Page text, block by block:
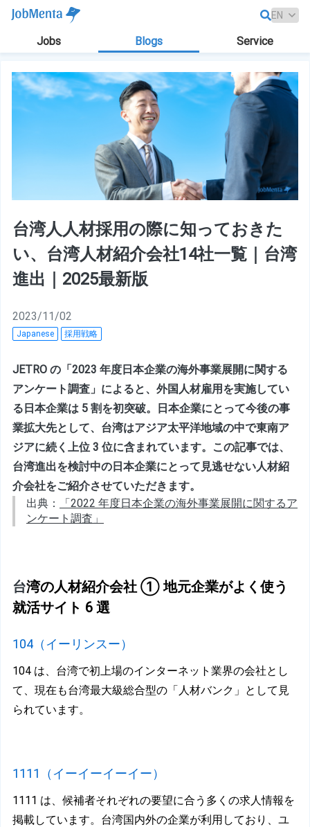
Jobs Blogs Service
台湾人人材採用の際に知っておきた
い、台湾人材紹介会社14社一覧｜台湾
進出｜2025最新版
2023/11/02
Japanese 採用戦略
JETRO の「2023 年度日本企業の海外事業展開に関する
アンケート調査」によると、外国人材雇用を実施してい
る日本企業は 5 割を初突破。日本企業にとって今後の事
業拡大先として、台湾はアジア太平洋地域の中で東南ア
ジアに続く上位 3 位に含まれています。この記事では、
台湾進出を検討中の日本企業にとって見逃せない人材紹
介会社をご紹介させていただきます。
出典：
「2022 年度日本企業の海外事業展開に関するア
ンケート調査」
台湾の人材紹介会社 ① 地元企業がよく使う
就活サイト 6 選
104（イーリンスー）
104 は、台湾で初上場のインターネット業界の会社とし
て、現在も台湾最大級総合型の「人材バンク」として見
られています。
1111（イーイーイーイー）
1111 は、候補者それぞれの要望に合う多くの求人情報を
掲載しています。台湾国内外の企業が利用しており、ユ